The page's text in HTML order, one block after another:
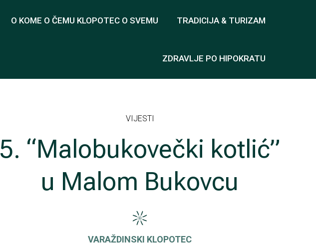
O KOME O ČEMU KLOPOTEC O SVEMU TRADICIJA & TURIZAM
ZDRAVLJE PO HIPOKRATU
VIJESTI
5. “Malobukovečki kotlić”
u Malom Bukovcu
VARAŽDINSKI KLOPOTEC